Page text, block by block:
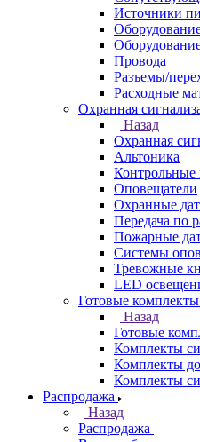
Источники
Провода
Разъемы/
Расходные
Охранная
Назад
Охранная
Альтоника
Контрольные
Оповещатели
Охранные
Передача по
Пожарные
Системы
Тревожные
LED
Готовые комплекты
Назад
Готовые
Комплекты
Комплекты
Комплекты
Распродажа
Назад
Распродажа